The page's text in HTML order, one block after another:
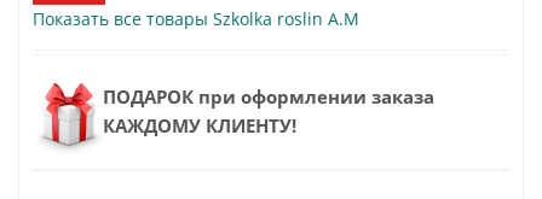
Показать все товары Szkolka roslin A.M
ПОДАРОК при оформлении заказа
КАЖДОМУ КЛИЕНТУ!